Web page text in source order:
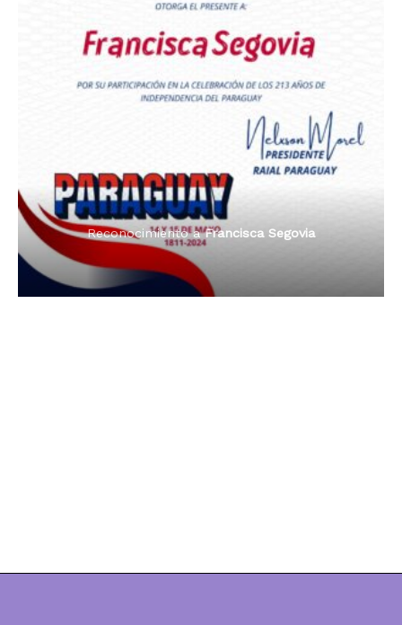
Dama de Oro 2024
Reconocimiento aFrancisca Segovia
Reconocimiento aFrancisca Segovia
Radio Tribuna Abierta
Radio Tribuna Abierta
Radio Oñondivepa Paraguay
Premio Orgullo Paraguayo
Reconocimiento aFrancisca Segovia